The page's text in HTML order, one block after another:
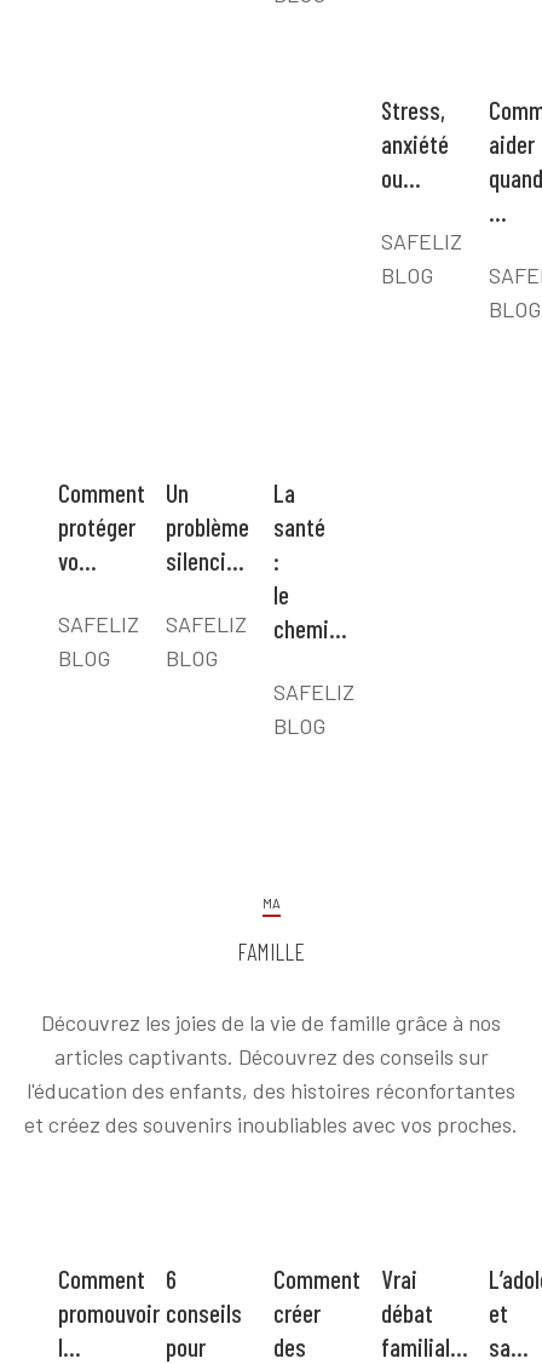
Stress,
anxiété
ou…
SAFELIZ
BLOG
aider
quand
…
BLOG
Comment
protéger
vo…
SAFELIZ
BLOG
Un
problème
silenci…
SAFELIZ
BLOG
La
santé
:
le
chemi…
SAFELIZ
BLOG
MA
FAMILLE
Découvrez les joies de la vie de famille grâce à nos
articles captivants. Découvrez des conseils sur
l'éducation des enfants, des histoires réconfortantes
et créez des souvenirs inoubliables avec vos proches.
Comment
promouvoir
l…
6
conseils
pour
Comment
créer
des
Vrai
débat
familial…
et
sa…